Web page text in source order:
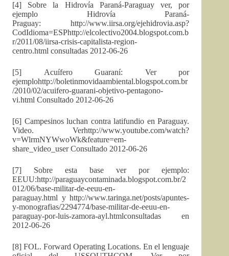
[4] Sobre la Hidrovía Paraná-Paraguay ver, por
ejemplo Hidrovía Paraná-
Praguay: http://www.iirsa.org/ejehidrovia.asp?
CodIdioma=ESPhttp://elcolectivo2004.blogspot.com.b
r/2011/08/iirsa-crisis-capitalista-region-
centro.html consultadas 2012-06-26
[5] Acuífero Guaraní: Ver por
ejemplohttp://boletinmovidaambiental.blogspot.com.br
/2010/02/acuifero-guarani-objetivo-pentagono-
vi.html Consultado 2012-06-26
[6] Campesinos luchan contra latifundio en Paraguay.
Video. Verhttp://www.youtube.com/watch?
v=WlrmNYWwoWk&feature=em-
share_video_user Consultado 2012-06-26
[7] Sobre esta base ver por ejemplo:
EEUU:http://paraguaycontaminada.blogspot.com.br/2
012/06/base-militar-de-eeuu-en-
paraguay.html y http://www.taringa.net/posts/apuntes-
y-monografias/2294774/base-militar-de-eeuu-en-
paraguay-por-luis-zamora-ayl.htmlconsultadas en
2012-06-26
[8] FOL. Forward Operating Locations. En el lenguaje